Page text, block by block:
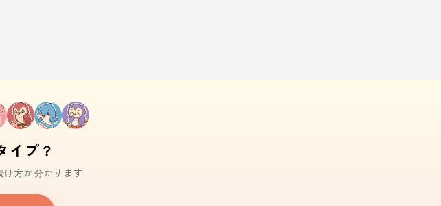
イプ？
け方が分かります